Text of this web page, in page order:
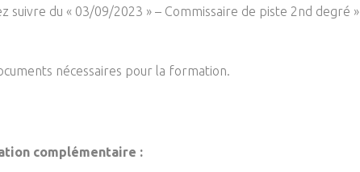
suivre du « 03/09/2023 » – Commissaire de piste 2nd degré »
nécessaires pour la formation.
complémentaire :